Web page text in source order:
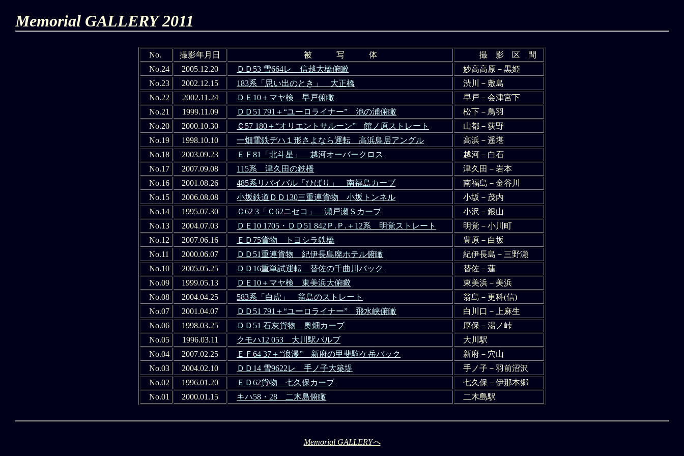
Memorial GALLERY 2011
No. 撮影年月日 被 写 体
撮 影 区 間
No.24
2005.12.20 ＤＤ53 雪664レ 信越大橋俯瞰
妙高高原－黒姫
No.23
2002.12.15 183系「思い出のとき」 大正橋
渋川－敷島
No.22
2002.11.24 ＤＥ10＋マヤ検 早戸俯瞰
早戸－会津宮下
No.21
1999.11.09 ＤＤ51 791＋“ユーロライナー” 池の浦俯瞰
松下－鳥羽
No.20
2000.10.30 Ｃ57 180＋“オリエントサルーン” 館ノ原ストレート
山都－荻野
No.19
1998.10.10 一畑電鉄デハ１形さよなら運転 高浜鳥居アングル
高浜－遥堪
No.18
2003.09.23 ＥＦ81「北斗星」 越河オーバークロス
越河－白石
No.17
2007.09.08 115系 津久田の鉄橋
津久田－岩本
No.16
2001.08.26 485系リバイバル「ひばり」 南福島カーブ
南福島－金谷川
No.15
2006.08.08 小坂鉄道ＤＤ130三重連貨物 小坂トンネル
小坂－茂内
No.14
1995.07.30 Ｃ62 3「Ｃ62ニセコ」 瀬戸瀬Ｓカーブ
小沢－銀山
No.13
2004.07.03 ＤＥ10 1705・ＤＤ51 842Ｐ.Ｐ.＋12系 明覚ストレート
明覚－小川町
No.12
2007.06.16 ＥＤ75貨物 トヨシラ鉄橋
豊原－白坂
No.11
2000.06.07 ＤＤ51重連貨物 紀伊長島廃ホテル俯瞰
紀伊長島－三野瀬
No.10
2005.05.25 ＤＤ16重単試運転 替佐の千曲川バック
替佐－蓮
No.09
1999.05.13 ＤＥ10＋マヤ検 東美浜大俯瞰
東美浜－美浜
No.08
2004.04.25 583系「白虎」 翁島のストレート
翁島－更科(信)
No.07
2001.04.07 ＤＤ51 791＋“ユーロライナー” 飛水峡俯瞰
白川口－上麻生
No.06
1998.03.25 ＤＤ51 石灰貨物 奥畑カーブ
厚保－湯ノ峠
No.05
1996.03.11 クモハ12 053 大川駅バルブ
大川駅
No.04
2007.02.25 ＥＦ64 37＋“浪漫” 新府の甲斐駒ケ岳バック
新府－穴山
No.03
2004.02.10 ＤＤ14 雪9622レ 手ノ子大築堤
手ノ子－羽前沼沢
No.02
1996.01.20 ＥＤ62貨物 七久保カーブ
七久保－伊那本郷
No.01
2000.01.15 キハ58・28 二木島俯瞰 二木島駅
Memorial GALLERYへ